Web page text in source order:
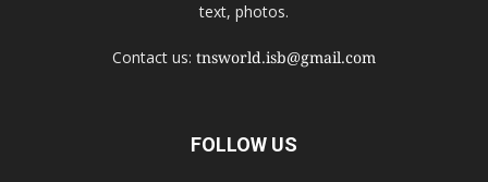
text, photos.
Contact us: tnsworld.isb@gmail.com
FOLLOW US